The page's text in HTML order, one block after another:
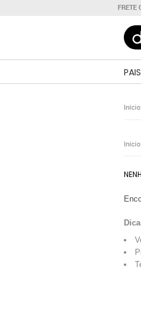
FRETE
PAIS
Início
Início